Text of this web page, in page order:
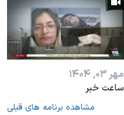
مهر ۰۳, ۱۴۰۴
ساعت خبر
مشاهده برنامه های قبلی